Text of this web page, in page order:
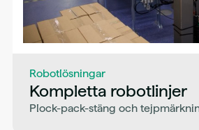
Robotlösningar
Kompletta robotlinjer
Plock-pack-stäng och